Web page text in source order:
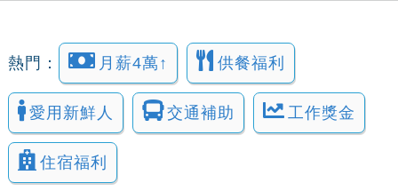
熱門： 月薪4萬↑ 供餐福利
愛用新鮮人 交通補助 工作獎金
住宿福利